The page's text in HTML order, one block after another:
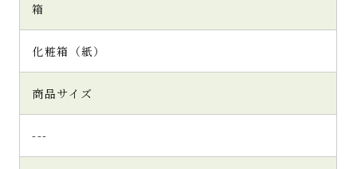
箱
化粧箱（紙）
商品サイズ
---